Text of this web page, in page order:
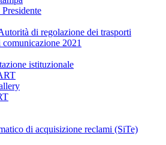
di regolazione dei trasporti
2021
istituzionale
di acquisizione reclami (SiTe)